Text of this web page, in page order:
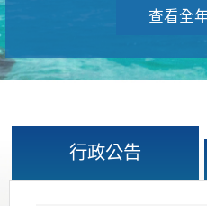
查看全
行政公告